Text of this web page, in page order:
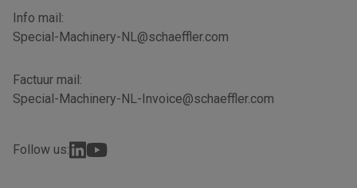
Info mail:
Special-Machinery-NL@schaeffler.com
Factuur mail:
Special-Machinery-NL-Invoice@schaeffler.com
Follow us: